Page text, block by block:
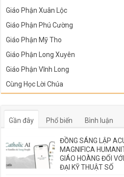
Giáo Phận Xuân Lộc
Giáo Phận Phú Cường
Giáo Phận Mỹ Tho
Giáo Phận Long Xuyên
Giáo Phận Vĩnh Long
Cùng Học Lời Chúa
Gần đây Phổ biến Bình luận
ĐỒNG SÁNG LẬP
MAGNIFICA
GIÁO HOÀNG ĐỐI
ĐẠI KỸ THUẬT SỐ